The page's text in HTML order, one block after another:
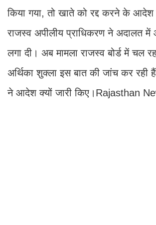
किया गया, तो खाते को रद्द करने के आदेश
राजस्व अपीलीय प्राधिकरण ने अदालत
लगा दी। अब मामला राजस्व बोर्ड में चल
अर्थिका शुक्ला इस बात की जांच कर रही
ने आदेश क्यों जारी किए।Rajasthan